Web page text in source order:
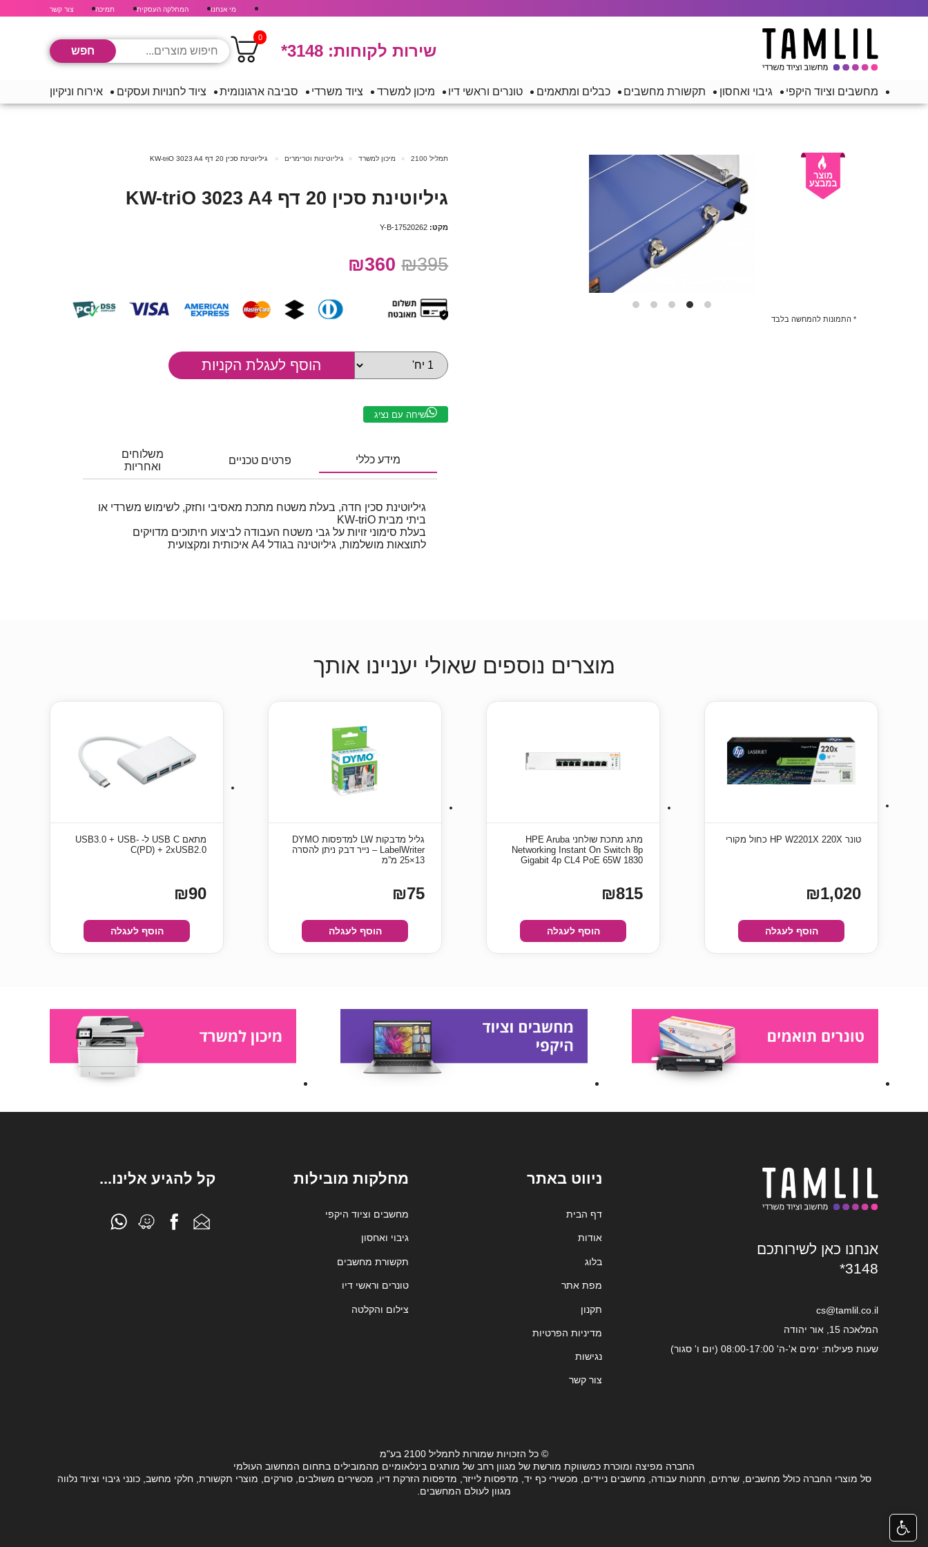
מי אנחנו המחלקה העסקית תמיכה צור קשר
שירות לקוחות: *3148
0
מחשבים וציוד היקפי גיבוי ואחסון תקשורת מחשבים כבלים ומתאמים טונרים וראשי דיו מיכון למשרד ציוד משרדי סביבה ארגונומית ציוד לחנויות ועסקים אירוח וניקיון
* התמונות להמחשה בלבד
תמליל 2100 מיכון למשרד גיליוטינות וטרימרים גיליוטינת סכין 20 דף KW-triO 3023 A4
גיליוטינת סכין 20 דף KW-triO 3023 A4
מקט: Y-B-17520262
₪395
₪360
שיחה עם נציג
מידע כללי פרטים טכניים
משלוחים
ואחריות
גיליוטינת סכין חדה, בעלת משטח מתכת מאסיבי וחזק, לשימוש משרדי או
ביתי מבית KW-triO
בעלת סימוני זויות על גבי משטח העבודה לביצוע חיתוכים מדויקים
לתוצאות מושלמות, גיליוטינה בגודל A4 איכותית ומקצועית
מוצרים נוספים שאולי יעניינו אותך
טונר HP W2201X 220X כחול מקורי
₪1,020
הוסף לעגלה
מתג מתכת שולחני HPE Aruba
Networking Instant On Switch 8p
Gigabit 4p CL4 PoE 65W 1830
₪815
הוסף לעגלה
גליל מדבקות LW למדפסות DYMO
LabelWriter – נייר דבק ניתן להסרה
13×25 מ”מ
₪75
הוסף לעגלה
מתאם USB C ל- USB3.0 + USB-
C(PD) + 2xUSB2.0
₪90
הוסף לעגלה
אנחנו כאן לשירותכם
*3148
cs@tamlil.co.il
המלאכה 15, אור יהודה
שעות פעילות: ימים א'-ה' 08:00-17:00 (יום ו' סגור)
ניווט באתר
דף הבית
אודות
בלוג
מפת אתר
תקנון
מדיניות הפרטיות
נגישות
צור קשר
מחלקות מובילות
מחשבים וציוד היקפי
גיבוי ואחסון
תקשורת מחשבים
טונרים וראשי דיו
צילום והקלטה
קל להגיע אלינו...
© כל הזכויות שמורות לתמליל 2100 בע"מ
החברה מפיצה ומוכרת כמשווקת מורשת של מגוון רחב של מותגים בינלאומיים מהמובילים בתחום המחשוב העולמי
סל מוצרי החברה כולל מחשבים, שרתים, תחנות עבודה, מחשבים ניידים, מכשירי כף יד, מדפסות לייזר, מדפסות הזרקת דיו, מכשירים משולבים, סורקים, מוצרי תקשורת, חלקי מחשב, כונני גיבוי וציוד נלווה
מגוון לעולם המחשבים.